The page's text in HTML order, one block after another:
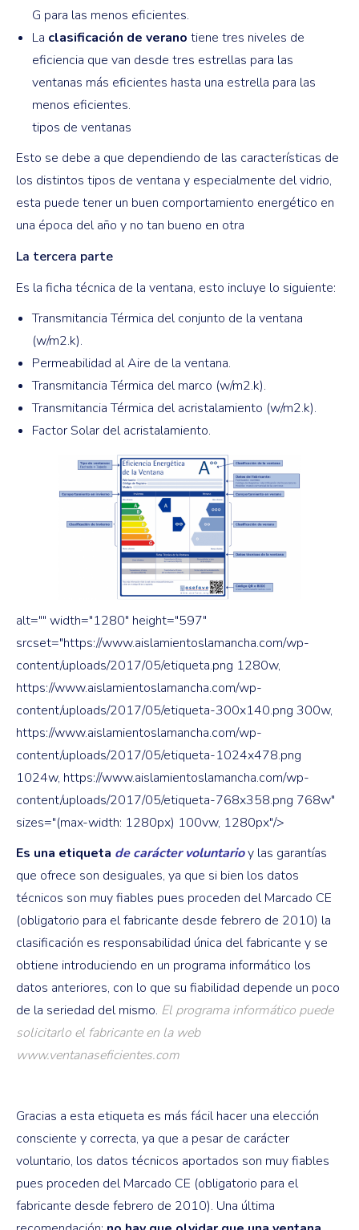
G para las menos eficientes.
La clasificación de verano tiene tres niveles de
eficiencia que van desde tres estrellas para las
ventanas más eficientes hasta una estrella para las
menos eficientes.
tipos de ventanas
Esto se debe a que dependiendo de las características de
los distintos tipos de ventana y especialmente del vidrio,
esta puede tener un buen comportamiento energético en
una época del año y no tan bueno en otra
La tercera parte
Es la ficha técnica de la ventana, esto incluye lo siguiente:
Transmitancia Térmica del conjunto de la ventana
(w/m2.k).
Permeabilidad al Aire de la ventana.
Transmitancia Térmica del marco (w/m2.k).
Transmitancia Térmica del acristalamiento (w/m2.k).
Factor Solar del acristalamiento.
alt="" width="1280" height="597"
srcset="https://www.aislamientoslamancha.com/wp-
content/uploads/2017/05/etiqueta.png 1280w,
https://www.aislamientoslamancha.com/wp-
content/uploads/2017/05/etiqueta-300x140.png 300w,
https://www.aislamientoslamancha.com/wp-
content/uploads/2017/05/etiqueta-1024x478.png
1024w, https://www.aislamientoslamancha.com/wp-
content/uploads/2017/05/etiqueta-768x358.png 768w"
sizes="(max-width: 1280px) 100vw, 1280px"/>
Es una etiqueta de carácter voluntarioy las garantías
que ofrece son desiguales, ya que si bien los datos
técnicos son muy fiables pues proceden del Marcado CE
(obligatorio para el fabricante desde febrero de 2010) la
clasificación es responsabilidad única del fabricante y se
obtiene introduciendo en un programa informático los
datos anteriores, con lo que su fiabilidad depende un poco
de la seriedad del mismo. El programa informático puede
solicitarlo el fabricante en la web
www.ventanaseficientes.com
Gracias a esta etiqueta es más fácil hacer una elección
consciente y correcta, ya que a pesar de carácter
voluntario, los datos técnicos aportados son muy fiables
pues proceden del Marcado CE (obligatorio para el
fabricante desde febrero de 2010). Una última